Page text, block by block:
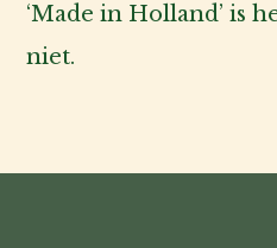
‘Made in Holland’ is
niet.